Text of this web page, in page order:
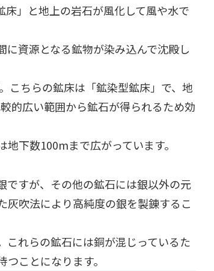
」と地上の岩石が風化して風や水で
に資源となる鉱物が染み込んで沈殿し
こちらの鉱床は「鉱染型鉱床」で、地
的広い範囲から鉱石が得られるため効
下数100mまで広がっています。
ですが、その他の鉱石には銀以外の元
灰吹法により高純度の銀を製錬するこ
れらの鉱石には銅が混じっているた
ことになります。